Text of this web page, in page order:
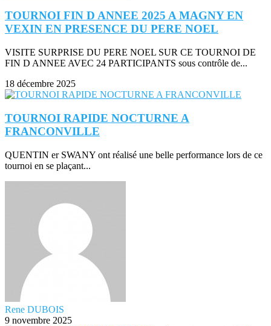
TOURNOI FIN D ANNEE 2025 A MAGNY EN
VEXIN EN PRESENCE DU PERE NOEL
VISITE SURPRISE DU PERE NOEL SUR CE TOURNOI DE
FIN D ANNEE AVEC 24 PARTICIPANTS sous contrôle de...
18 décembre 2025
TOURNOI RAPIDE NOCTURNE A
FRANCONVILLE
QUENTIN er SWANY ont réalisé une belle performance lors de ce
tournoi en se plaçant...
Rene DUBOIS
9 novembre 2025